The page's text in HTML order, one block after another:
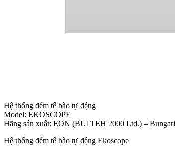
Hệ thống đếm tế bào tự động
Model: EKOSCOPE
Hãng sản xuất: EON (BULTEH 2000 Ltd.) – Bungari
Hệ thống đếm tế bào tự động Ekoscope